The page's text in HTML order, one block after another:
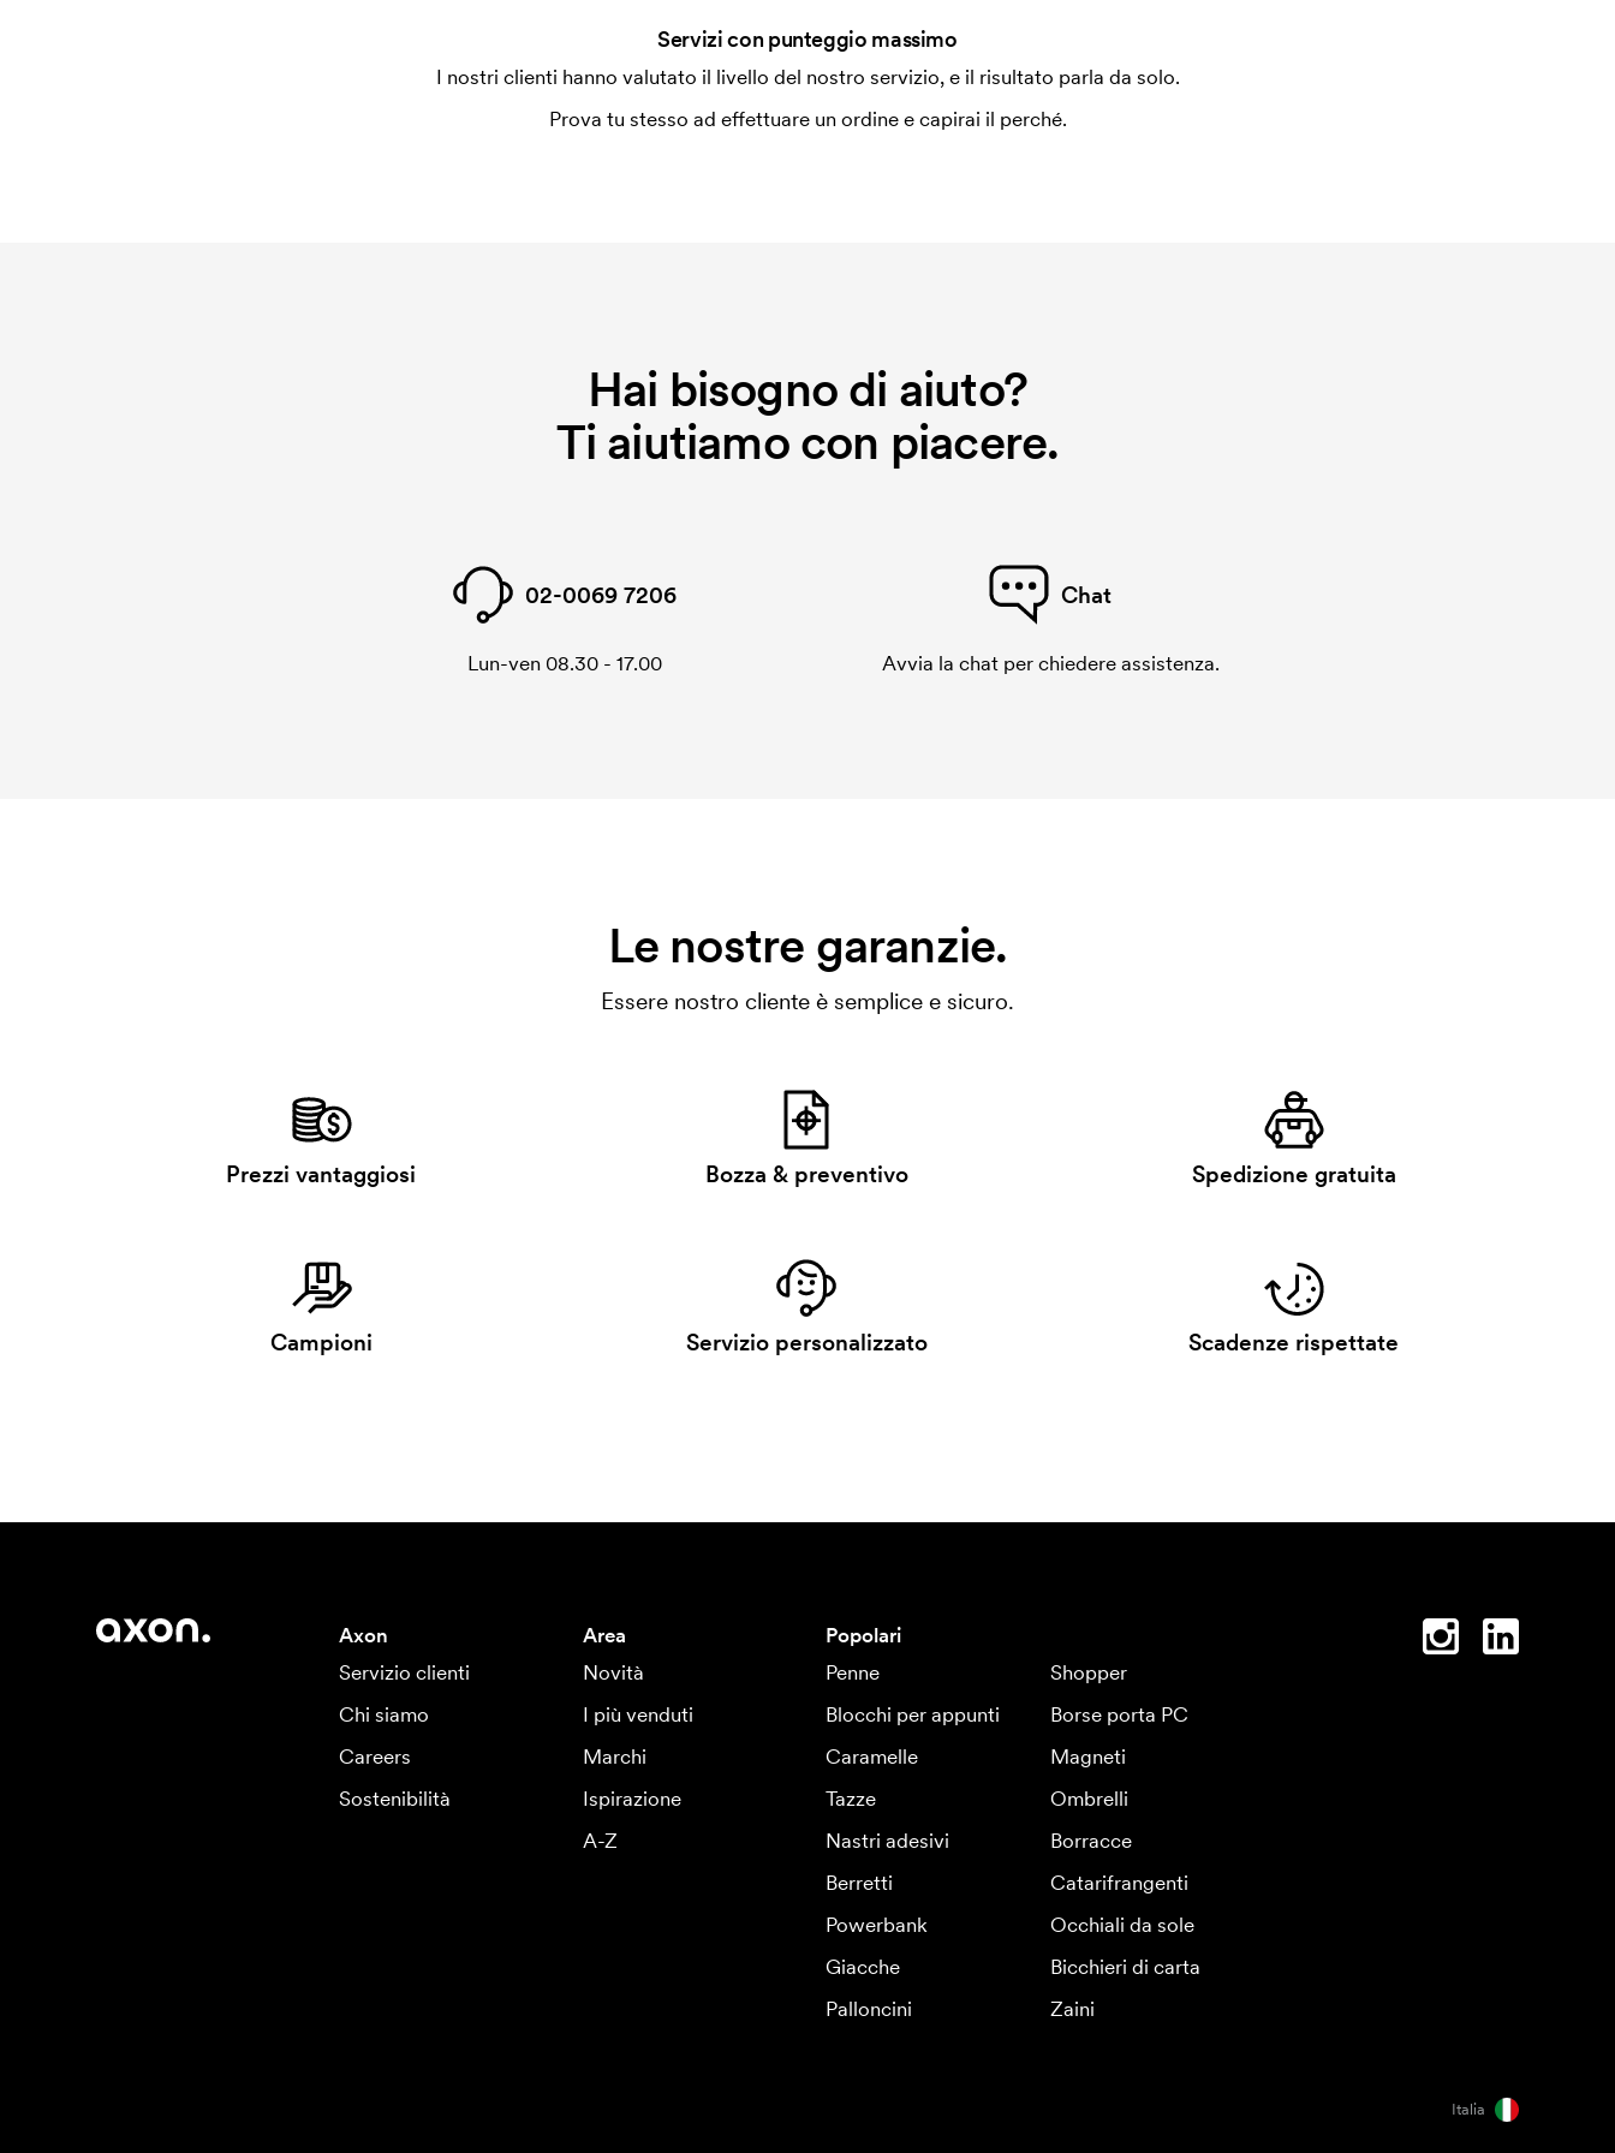
Servizi con punteggio massimo
I nostri clienti hanno valutato il livello del nostro servizio, e il risultato parla da solo.
Prova tu stesso ad effettuare un ordine e capirai il perché.
Hai bisogno di aiuto?
Ti aiutiamo con piacere.
02-0069 7206
Lun-ven 08.30 - 17.00
Chat
Avvia la chat per chiedere assistenza.
Le nostre garanzie.
Essere nostro cliente è semplice e sicuro.
Prezzi vantaggiosi Bozza & preventivo Spedizione gratuita
Campioni Servizio personalizzato Scadenze rispettate
Axon
Servizio clienti
Chi siamo
Careers
Sostenibilità
Area
Novità
I più venduti
Marchi
Ispirazione
A-Z
Popolari
Penne
Shopper
Blocchi per appunti
Borse porta PC
Caramelle
Magneti
Tazze
Ombrelli
Nastri adesivi
Borracce
Berretti
Catarifrangenti
Powerbank
Occhiali da sole
Giacche
Bicchieri di carta
Palloncini
Zaini
Italia